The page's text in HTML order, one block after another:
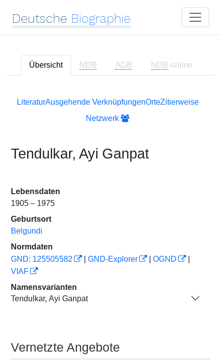
Deutsche Biographie
Übersicht NDB ADB NDB-online
LiteraturAusgehende VerknüpfungenOrteZitierweise
Netzwerk
Tendulkar, Ayi Ganpat
Lebensdaten
1905 – 1975
Geburtsort
Belgundi
Normdaten
GND: 125505582
GND-Explorer OGND
VIAF
Namensvarianten
Tendulkar, Ayi Ganpat
Vernetzte Angebote